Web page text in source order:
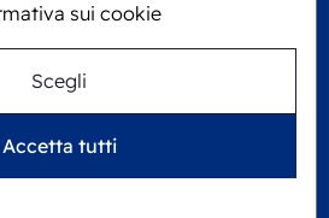
sui cookie
Scegli
Accetta tutti
FSC® con numero di